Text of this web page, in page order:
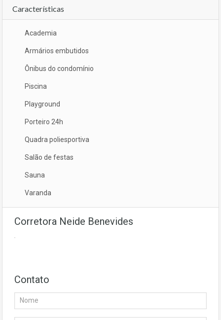
Características
Academia
Armários embutidos
Ônibus do condomínio
Piscina
Playground
Porteiro 24h
Quadra poliesportiva
Salão de festas
Sauna
Varanda
Corretora Neide Benevides
Contato